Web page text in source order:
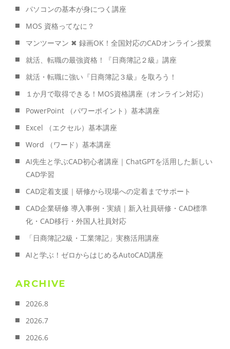
パソコンの基本が身につく講座
MOS 資格ってなに？
マンツーマン ✖ 録画OK！全国対応のCADオンライン授業
就活、転職の最強資格！『日商簿記２級』講座
就活・転職に強い『日商簿記３級』を取ろう！
１か月で取得できる！MOS資格講座（オンライン対応）
PowerPoint （パワーポイント）基本講座
Excel （エクセル）基本講座
Word （ワード）基本講座
AI先生と学ぶCAD初心者講座｜ChatGPTを活用した新しい
CAD学習
CAD定着支援｜研修から現場への定着までサポート
CAD企業研修 導入事例・実績｜新入社員研修・CAD標準
化・CAD移行・外国人社員対応
「日商簿記2級・工業簿記」実務活用講座
AIと学ぶ！ゼロからはじめるAutoCAD講座
ARCHIVE
2026.8
2026.7
2026.6